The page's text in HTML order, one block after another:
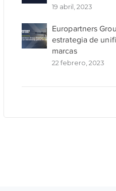
19 abril, 2023
Europartners
estrategia de
marcas
22 febrero, 2023